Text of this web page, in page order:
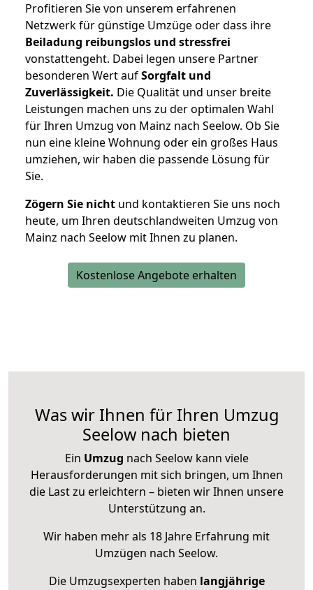
Profitieren Sie von unserem erfahrenen
Netzwerk für günstige Umzüge oder dass ihre
Beiladung reibungslos und stressfrei
vonstattengeht. Dabei legen unsere Partner
besonderen Wert aufSorgfalt und
Zuverlässigkeit. Die Qualität und unser breite
Leistungen machen uns zu der optimalen Wahl
für Ihren Umzug von Mainz nach Seelow. Ob Sie
nun eine kleine Wohnung oder ein großes Haus
umziehen, wir haben die passende Lösung für
Sie.
Zögern Sie nicht und kontaktieren Sie uns noch
heute, um Ihren deutschlandweiten Umzug von
Mainz nach Seelow mit Ihnen zu planen.
Kostenlose Angebote erhalten
Was wir Ihnen für Ihren Umzug
Seelow nach bieten
Ein Umzug nach Seelow kann viele
Herausforderungen mit sich bringen, um Ihnen
die Last zu erleichtern – bieten wir Ihnen unsere
Unterstützung an.
Wir haben mehr als 18 Jahre Erfahrung mit
Umzügen nach Seelow.
Die Umzugsexperten haben langjährige